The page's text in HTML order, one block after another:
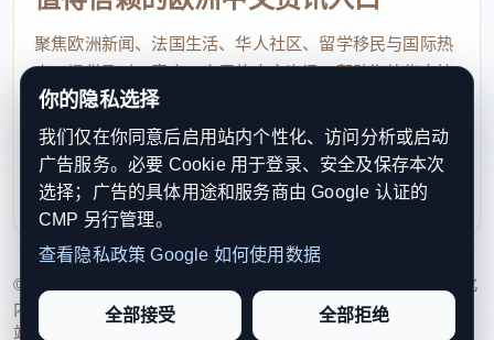
聚焦欧洲新闻、法国生活、华人社区、留学移民与国际热
点，提供及时、真实、实用的中文资讯，帮助海外华人快
速了解欧洲动态。
contact@xinouzhou.com
服务支持、版权与合作：工作日优先处理站务、投稿与权
利通知
© 2026 新欧洲·欧洲头条. All Rights Reserved. 本网站持续优化
内容透明度、联系方式与用户权利说明，以提升品牌信任感和
站点完整度。
你的隐私选择
我们仅在你同意后启用站内个性化、访问分析或启动
广告服务。必要 Cookie 用于登录、安全及保存本次
选择；广告的具体用途和服务商由 Google 认证的
CMP 另行管理。
查看隐私政策 Google 如何使用数据
全部接受 全部拒绝